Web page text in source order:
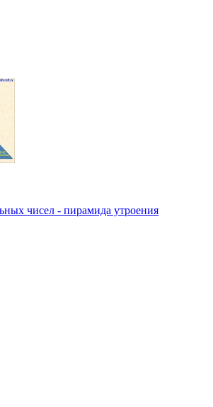
чисел - пирамида утроения